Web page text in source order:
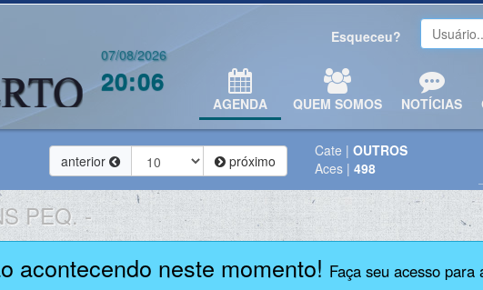
07/08/2026
20:06
Esqueceu?
AGENDA QUEM SOMOS NOTÍCIAS
anterior próximo
Cate | OUTROS
Aces | 498
PEQ. -
acontecendo neste momento! Faça seu acesso